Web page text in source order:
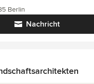
Nachricht
Berlin